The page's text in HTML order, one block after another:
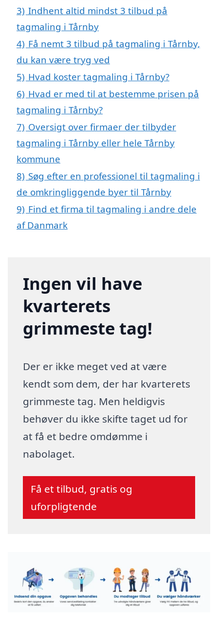
3) Indhent altid mindst 3 tilbud på
tagmaling i Tårnby
4) Få nemt 3 tilbud på tagmaling i Tårnby,
du kan være tryg ved
5) Hvad koster tagmaling i Tårnby?
6) Hvad er med til at bestemme prisen på
tagmaling i Tårnby?
7) Oversigt over firmaer der tilbyder
tagmaling i Tårnby eller hele Tårnby
kommune
8) Søg efter en professionel til tagmaling i
de omkringliggende byer til Tårnby
9) Find et firma til tagmaling i andre dele
af Danmark
Ingen vil have
kvarterets
grimmeste tag!
Der er ikke meget ved at være
kendt som dem, der har kvarterets
grimmeste tag. Men heldigvis
behøver du ikke skifte taget ud for
at få et bedre omdømme i
nabolaget.
Få et tilbud, gratis og
uforpligtende